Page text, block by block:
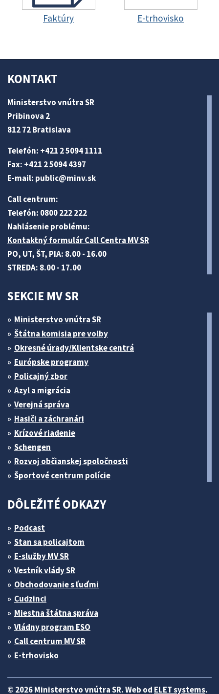
Faktúry E-trhovisko
KONTAKT
Ministerstvo vnútra SR
Pribinova 2
812 72 Bratislava
Telefón: +421 2 5094 1111
Fax: +421 2 5094 4397
E-mail: public@minv.sk
Call centrum:
Telefón: 0800 222 222
Nahlásenie problému:
Kontaktný formulár Call Centra MV SR
PO, UT, ŠT, PIA: 8.00 - 16.00
STREDA: 8.00 - 17.00
SEKCIE MV SR
Ministerstvo vnútra SR
Štátna komisia pre volby
Okresné úrady/Klientske centrá
Európske programy
Policajný zbor
Azyl a migrácia
Verejná správa
Hasiči a záchranári
Krízové riadenie
Schengen
Rozvoj občianskej spoločnosti
Športové centrum polície
DÔLEŽITÉ ODKAZY
Podcast
Stan sa policajtom
E-služby MV SR
Vestník vlády SR
Obchodovanie s ľuďmi
Cudzinci
Miestna štátna správa
Vládny program ESO
Call centrum MV SR
E-trhovisko
© 2026 Ministerstvo vnútra SR. Web od ELET systems.